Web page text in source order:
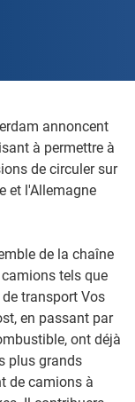
annoncent
à permettre à
de circuler sur
et l'Allemagne
de la chaîne
tels que
transport Vos
en passant par
ont déjà
plus grands
de camions à